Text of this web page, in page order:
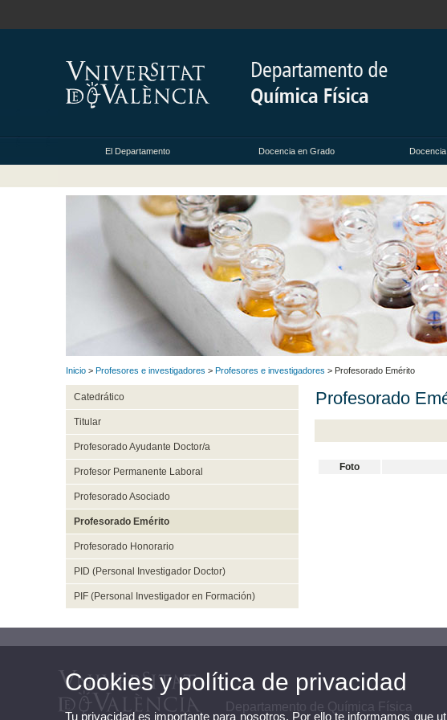
El Departamento Docencia en Grado
Inicio > Profesores e investigadores > Profesores e investigadores > Profesorado Emérito
Catedrático
Titular
Profesorado Ayudante Doctor/a
Profesor Permanente Laboral
Profesorado Asociado
Profesorado Emérito
Profesorado Honorario
PID (Personal Investigador Doctor)
PIF (Personal Investigador en Formación)
Profesorado
Foto
Departamento de Química Física
Cookies y política de privacidad
Tu privacidad es importante para nosotros. Por ello te informamos que